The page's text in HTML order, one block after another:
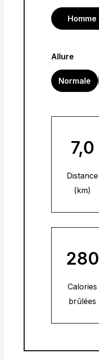
Homme
Allure
Normale
7,0
Distance
(km)
280
Calories
brûlées